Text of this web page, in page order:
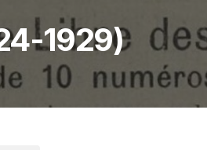
1929)